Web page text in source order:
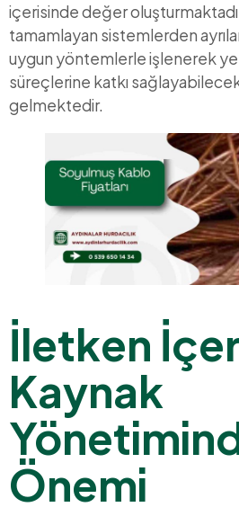
içerisinde değer
tamamlayan sistemlerden
uygun yöntemlerle işlenerek
süreçlerine katkı
gelmektedir.
İletken
Kaynak
Önemi